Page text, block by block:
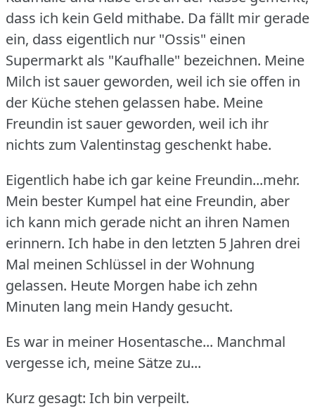
dass ich kein Geld mithabe. Da fällt mir gerade
ein, dass eigentlich nur "Ossis" einen
Supermarkt als "Kaufhalle" bezeichnen. Meine
Milch ist sauer geworden, weil ich sie offen in
der Küche stehen gelassen habe. Meine
Freundin ist sauer geworden, weil ich ihr
nichts zum Valentinstag geschenkt habe.
Eigentlich habe ich gar keine Freundin...mehr.
Mein bester Kumpel hat eine Freundin, aber
ich kann mich gerade nicht an ihren Namen
erinnern. Ich habe in den letzten 5 Jahren drei
Mal meinen Schlüssel in der Wohnung
gelassen. Heute Morgen habe ich zehn
Minuten lang mein Handy gesucht.
Es war in meiner Hosentasche... Manchmal
vergesse ich, meine Sätze zu...
Kurz gesagt: Ich bin verpeilt.